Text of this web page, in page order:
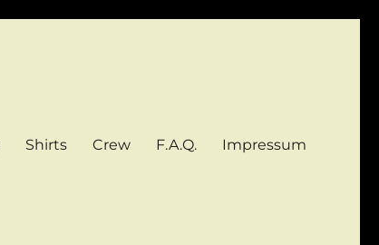
Shirts Crew F.A.Q. Impressum